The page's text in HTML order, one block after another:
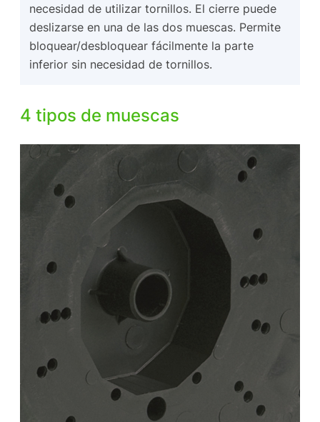
necesidad de utilizar tornillos. El cierre puede
deslizarse en una de las dos muescas. Permite
bloquear/desbloquear fácilmente la parte
inferior sin necesidad de tornillos.
4 tipos de muescas